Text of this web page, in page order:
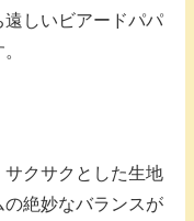
遠しいビアードパパ
サクサクとした生地
絶妙なバランスが